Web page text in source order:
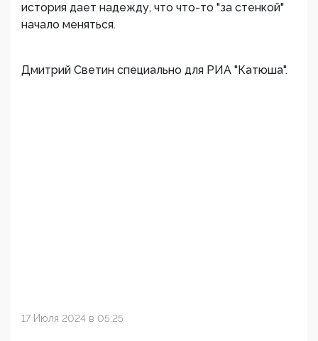
история дает надежду, что что-то "за стенкой"
начало меняться.
Дмитрий Светин специально для РИА "Катюша".
17 Июля 2024 в 05:25